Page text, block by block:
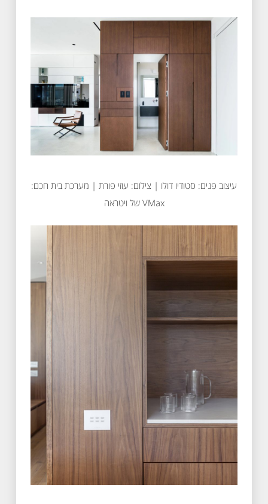
עיצוב פנים: סטודיו דולו | צילום: עוזי פורת | מערכת בית חכם:
VMax של ויטראה